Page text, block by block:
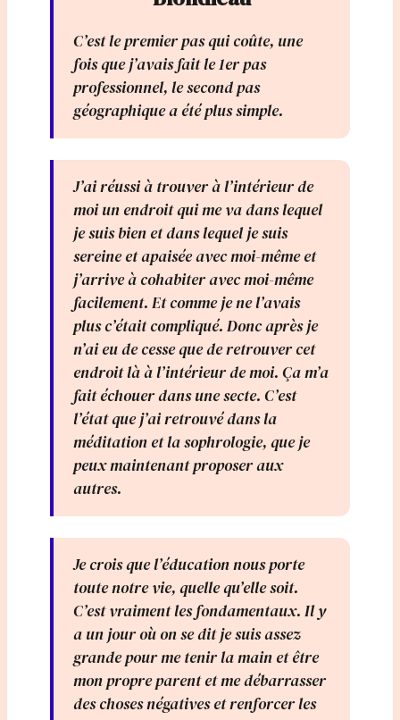
C’est le premier pas qui coûte, une
fois que j’avais fait le 1er pas
professionnel, le second pas
géographique a été plus simple.
J’ai réussi à trouver à l’intérieur de
moi un endroit qui me va dans lequel
je suis bien et dans lequel je suis
sereine et apaisée avec moi-même et
j’arrive à cohabiter avec moi-même
facilement. Et comme je ne l’avais
plus c’était compliqué. Donc après je
n’ai eu de cesse que de retrouver cet
endroit là à l’intérieur de moi. Ça m’a
fait échouer dans une secte. C’est
l’état que j’ai retrouvé dans la
méditation et la sophrologie, que je
peux maintenant proposer aux
autres.
Je crois que l’éducation nous porte
toute notre vie, quelle qu’elle soit.
C’est vraiment les fondamentaux. Il y
a un jour où on se dit je suis assez
grande pour me tenir la main et être
mon propre parent et me débarrasser
des choses négatives et renforcer les